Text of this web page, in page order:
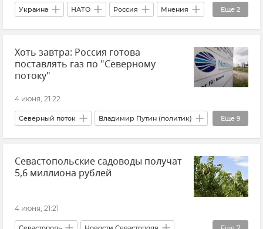
Еще 2
Украина НАТО Россия Мнения
Владимир Шаповалов Новости СВО
Хоть завтра: Россия готова
поставлять газ по "Северному
потоку"
4 июня, 21:22
Еще 9
Северный поток Владимир Путин (политик)
Россия Газ Газоснабжение
Газопровод Европейский Союз (ЕС)
Севастопольские садоводы получат
5,6 миллиона рублей
4 июня, 21:21